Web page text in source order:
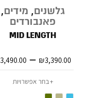
גלשנים, מידים,
פאנבורדים
MID LENGTH
₪3,390.00
–
3,490.00
בחר אפשרויות